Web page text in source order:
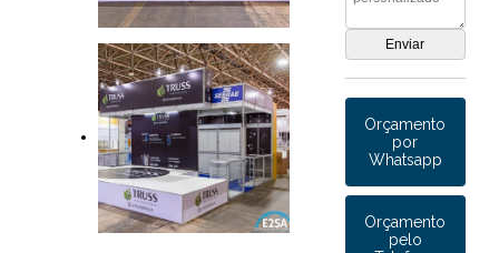
Orçamento
por
Whatsapp
Orçamento
pelo